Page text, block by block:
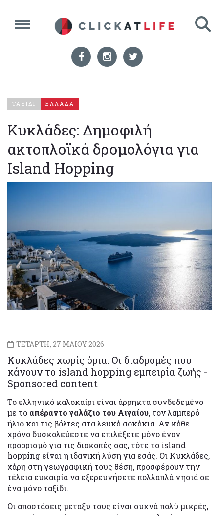
ΤΑΞΙΔΙ ΕΛΛΑΔΑ
Κυκλάδες: Δημοφιλή
ακτοπλοϊκά δρομολόγια για
Island Hopping
ΤΕΤΑΡΤΗ, 27 ΜΑΙΟΥ 2026
Κυκλάδες χωρίς όρια: Οι διαδρομές που
κάνουν το island hopping εμπειρία ζωής -
Sponsored content
Το ελληνικό καλοκαίρι είναι άρρηκτα συνδεδεμένο
με το απέραντο γαλάζιο του Αιγαίου, τον λαμπερό
ήλιο και τις βόλτες στα λευκά σοκάκια. Αν κάθε
χρόνο δυσκολεύεστε να επιλέξετε μόνο έναν
προορισμό για τις διακοπές σας, τότε το island
hopping είναι η ιδανική λύση για εσάς. Οι Κυκλάδες,
χάρη στη γεωγραφική τους θέση, προσφέρουν την
τέλεια ευκαιρία να εξερευνήσετε πολλαπλά νησιά σε
ένα μόνο ταξίδι.
Οι αποστάσεις μεταξύ τους είναι συχνά πολύ μικρές,